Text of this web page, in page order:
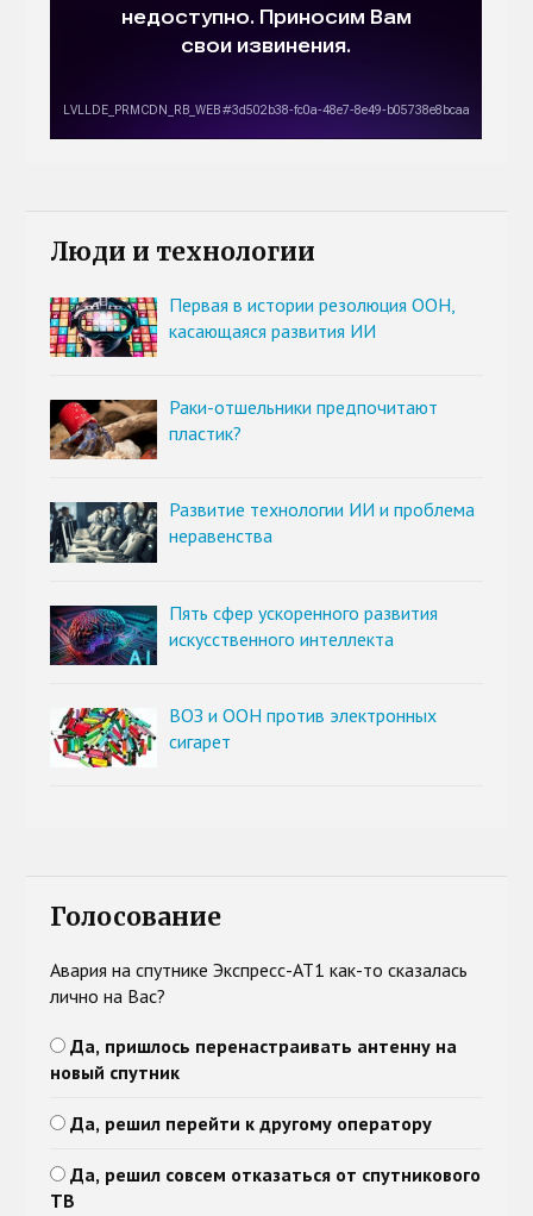
Люди и технологии
Первая в истории резолюция ООН,
касающаяся развития ИИ
Раки-отшельники предпочитают
пластик?
Развитие технологии ИИ и проблема
неравенства
Пять сфер ускоренного развития
искусственного интеллекта
ВОЗ и ООН против электронных
сигарет
Голосование
Авария на спутнике Экспресс-АТ1 как-то сказалась
лично на Вас?
Да, пришлось перенастраивать антенну на
новый спутник
Да, решил перейти к другому оператору
Да, решил совсем отказаться от спутникового
ТВ